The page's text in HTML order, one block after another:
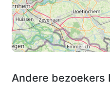
Andere bezoekers